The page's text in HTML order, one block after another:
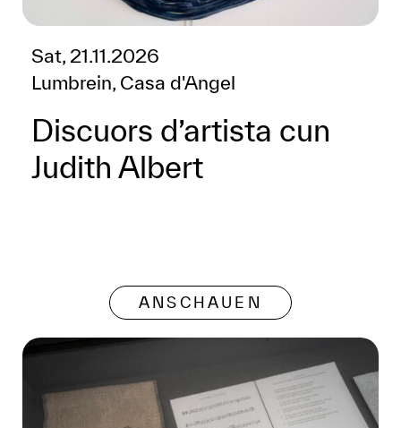
Sat, 21.11.2026
Lumbrein, Casa d'Angel
Discuors d’artista cun
Judith Albert
ANSCHAUEN